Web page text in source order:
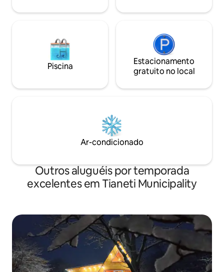
Piscina
Estacionamento
gratuito no local
Ar-condicionado
Outros aluguéis por temporada
excelentes em Tianeti Municipality